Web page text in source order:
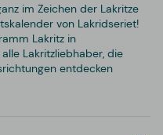
im Zeichen der Lakritze
von Lakridseriet!
Lakritz in
Lakritzliebhaber, die
entdecken